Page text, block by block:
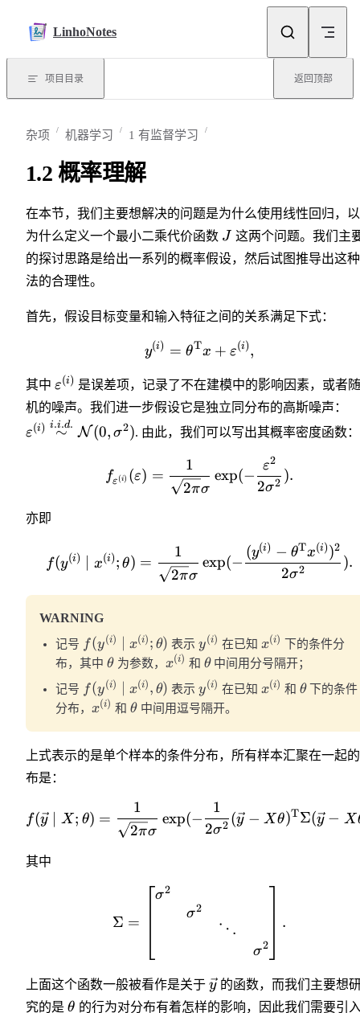
LinhoNotes
项目目录 返回顶部
杂项 机器学习 1 有监督学习
1.2 概率理解
在本节，我们主要想解决的问题是为什么使用线性回归，
为什么定义一个最小二乘代价函数 J 这两个问题。我们主
的探讨思路是给出一系列的概率假设，然后试图推导出这
法的合理性。
首先，假设目标变量和输入特征之间的关系满足下式：
y(i) = θTx + ε(i),
其中 ε(i) 是误差项，记录了不在建模中的影响因素，或者随
机的噪声。我们进一步假设它是独立同分布的高斯噪声：
ε(i) ∼
i.i.d. N(0, σ2). 由此，我们可以写出其概率密度函数：
fε(i) (ε) =
2πσ
1
exp(−
2σ2
ε2
).
亦即
f(y(i) x(i); θ) =
2πσ
1
exp(−
2σ2
(y(i) − θTx(i))2
).
WARNING
记号 f(y(i) x(i) ; θ) 表示y(i) 在已知 x(i) 下的条件分
布，其中 θ为参数， x(i) 和 θ中间用分号隔开；
记号 f(y(i) x(i) , θ) 表示y(i) 在已知 x(i) 和 θ下的条件
分布， x(i) 和 θ中间用逗号隔开。
上式表示的是单个样本的条件分布，所有样本汇聚在一起
布是：
f(y ∣ X; θ) =
2πσ
1
exp(−
2σ2
1
(y − Xθ)TΣ(y − X
其中
Σ =
σ2
σ2
⋱
σ2
.
上面这个函数一般被看作是关于 y的函数，而我们主要想
究的是 θ 的行为对分布有着怎样的影响，因此我们需要引